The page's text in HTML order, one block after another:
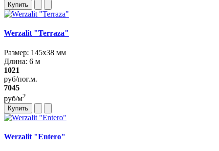
Купить
Werzalit "Terraza"
Размер: 145x38 мм
Длина: 6 м
1021
руб/пог.м.
7045
руб/м2
Купить
Werzalit "Entero"